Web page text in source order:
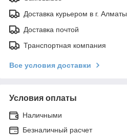
Доставка курьером в г. Алматы
Доставка почтой
Транспортная компания
Все условия доставки
Условия оплаты
Наличными
Безналичный расчет